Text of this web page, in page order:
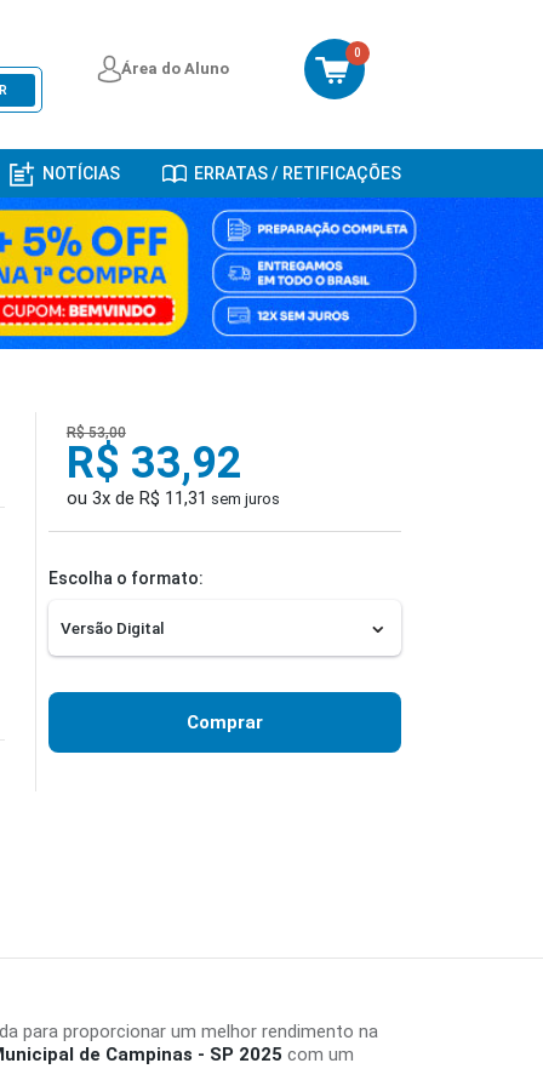
Área do Aluno
0
NOTÍCIAS ERRATAS / RETIFICAÇÕES
R$ 53,00
R$ 33,92
ou 3x de R$ 11,31 sem juros
Escolha o formato:
Comprar
para proporcionar um melhor rendimento na
de Campinas - SP 2025 com um